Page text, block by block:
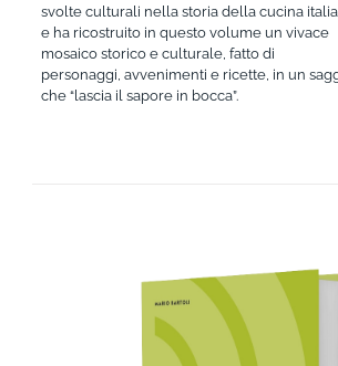
svolte culturali nella storia della cucina
e ha ricostruito in questo volume un vivace
mosaico storico e culturale, fatto di
personaggi, avvenimenti e ricette, in un
che “lascia il sapore in bocca”.